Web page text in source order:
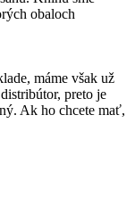
obaloch
máme však už
preto je
Ak ho chcete mať,